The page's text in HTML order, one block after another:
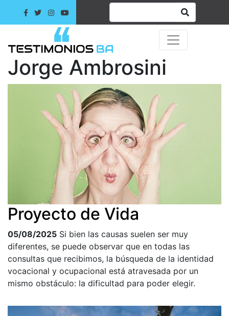
Jorge Ambrosini
Proyecto de Vida
05/08/2025 Si bien las causas suelen ser muy
diferentes, se puede observar que en todas las
consultas que recibimos, la búsqueda de la identidad
vocacional y ocupacional está atravesada por un
mismo obstáculo: la dificultad para poder elegir.